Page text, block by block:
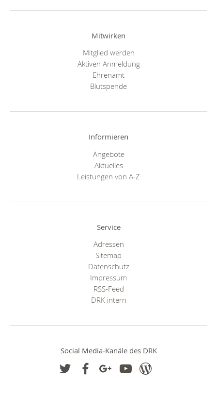
Mitwirken
Mitglied werden
Aktiven Anmeldung
Ehrenamt
Blutspende
Informieren
Angebote
Aktuelles
Leistungen von A-Z
Service
Adressen
Sitemap
Datenschutz
Impressum
RSS-Feed
DRK intern
Social Media-Kanäle des DRK